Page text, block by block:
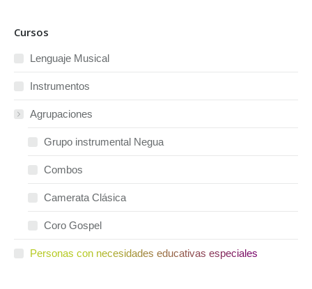
Cursos
Lenguaje Musical
Instrumentos
Agrupaciones
Grupo instrumental Negua
Combos
Camerata Clásica
Coro Gospel
Personas con necesidades educativas especiales